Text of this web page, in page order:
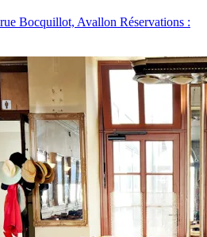
Bocquillot, Avallon Réservations :